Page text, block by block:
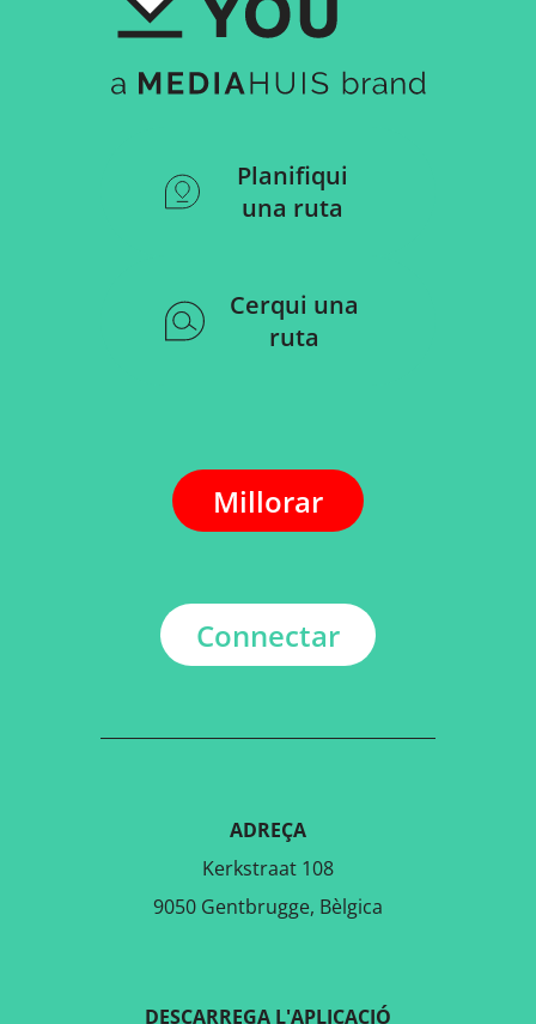
Planifiqui
una ruta
Cerqui una
ruta
Millorar
Connectar
ADREÇA
Kerkstraat 108
9050 Gentbrugge, Bèlgica
DESCARREGA L'APLICACIÓ